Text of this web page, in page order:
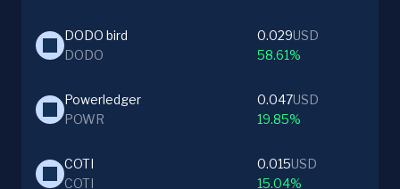
DODO bird
DODO
0.029USD
58.61%
Powerledger
POWR
0.047USD
19.85%
COTI
COTI
0.015USD
15.04%